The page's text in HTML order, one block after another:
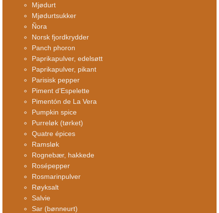
Mjødurt
Mjødurtsukker
Ñora
Norsk fjordkrydder
Panch phoron
Paprikapulver, edelsøtt
Paprikapulver, pikant
Parisisk pepper
Piment d’Espelette
Pimentón de La Vera
Pumpkin spice
Purreløk (tørket)
Quatre épices
Ramsløk
Rognebær, hakkede
Rosépepper
Rosmarinpulver
Røyksalt
Salvie
Sar (bønneurt)